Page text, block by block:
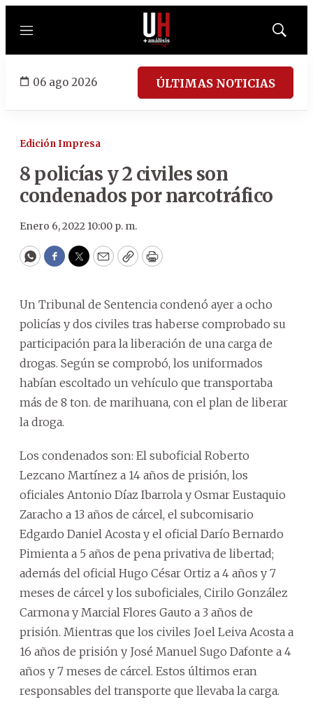
Menú
Mostrar
06 ago 2026 ÚLTIMAS NOTICIAS
Edición Impresa
8 policías y 2 civiles son
condenados por narcotráfico
Enero 6, 2022 10:00 p. m.
WhatsApp
Facebook
Twitter
EmailCopyPrint
Un Tribunal de Sentencia condenó ayer a ocho
policías y dos civiles tras haberse comprobado su
participación para la liberación de una carga de
drogas. Según se comprobó, los uniformados
habían escoltado un vehículo que transportaba
más de 8 ton. de marihuana, con el plan de liberar
la droga.
Los condenados son: El suboficial Roberto
Lezcano Martínez a 14 años de prisión, los
oficiales Antonio Díaz Ibarrola y Osmar Eustaquio
Zaracho a 13 años de cárcel, el subcomisario
Edgardo Daniel Acosta y el oficial Darío Bernardo
Pimienta a 5 años de pena privativa de libertad;
además del oficial Hugo César Ortiz a 4 años y 7
meses de cárcel y los suboficiales, Cirilo González
Carmona y Marcial Flores Gauto a 3 años de
prisión. Mientras que los civiles Joel Leiva Acosta a
16 años de prisión y José Manuel Sugo Dafonte a 4
años y 7 meses de cárcel. Estos últimos eran
responsables del transporte que llevaba la carga.